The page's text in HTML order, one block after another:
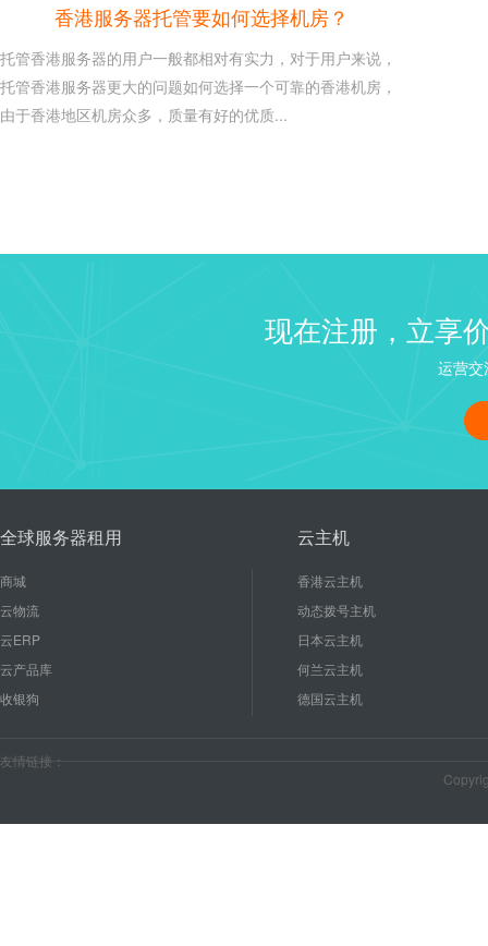
香港服务器托管要如何选择机房？
托管香港服务器的用户一般都相对有实力，对于用户来说，
托管香港服务器更大的问题如何选择一个可靠的香港机房，
由于香港地区机房众多，质量有好的优质...
2020-10
这是每个使用windows服务器
识，本文章介绍win...
linux修改管理员密码、
使用linux能节省成本和后期
现在注册，立享
运营交
全球服务器租用
商城
云物流
云ERP
云产品库
收银狗
云主机
香港云主机
动态拨号主机
日本云主机
何兰云主机
德国云主机
友情链接：